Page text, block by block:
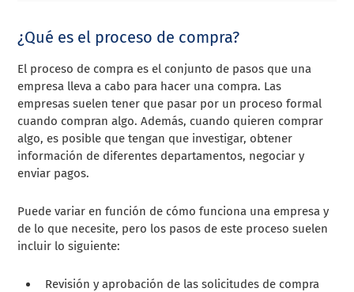
¿Qué es el proceso de compra?
El proceso de compra es el conjunto de pasos que una
empresa lleva a cabo para hacer una compra. Las
empresas suelen tener que pasar por un proceso formal
cuando compran algo. Además, cuando quieren comprar
algo, es posible que tengan que investigar, obtener
información de diferentes departamentos, negociar y
enviar pagos.
Puede variar en función de cómo funciona una empresa y
de lo que necesite, pero los pasos de este proceso suelen
incluir lo siguiente:
Revisión y aprobación de las solicitudes de compra